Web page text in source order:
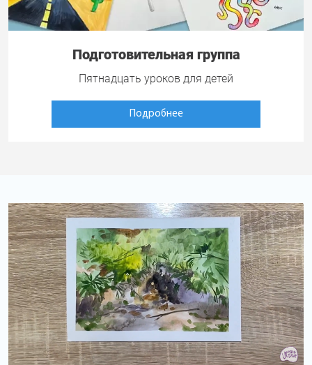
Подготовительная группа
Пятнадцать уроков для детей
Подробнее